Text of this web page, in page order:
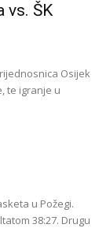
vs. ŠK
Osijek
te igranje u
u Požegi.
38:27. Drugu